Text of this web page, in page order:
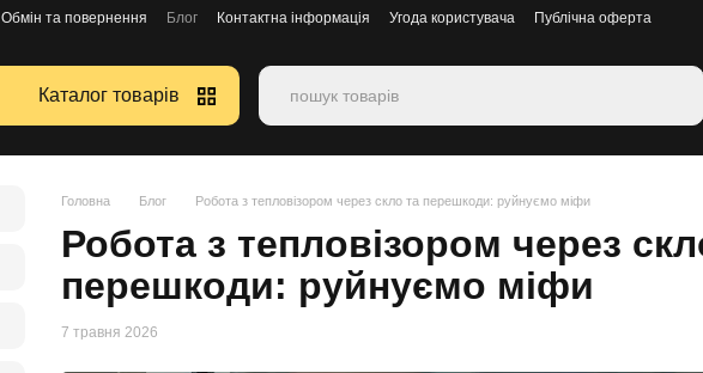
Обмін та повернення Блог Контактна інформація Угода користувача Публічна оферта
Каталог товарів
Головна Блог Робота з тепловізором через скло та перешкоди: руйнуємо міфи
Робота з тепловізором через
перешкоди: руйнуємо міфи
7 травня 2026